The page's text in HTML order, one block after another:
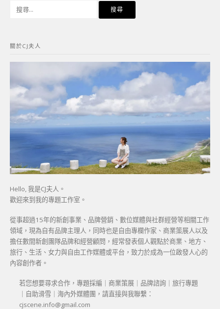
字:
關於CJ夫人
Hello, 我是CJ夫人。
歡迎來到我的專題工作室。
從事超過15年的新創事業、品牌營銷、數位媒體與社群經營等相關工作
領域，現為自有品牌主理人，同時也是自由專欄作家、商業策展人以及
擔任數間新創團隊品牌和經營顧問，經常發表個人觀點於商業、地方、
旅行、生活、女力與自由工作媒體或平台，致力於成為一位啟發人心的
內容創作者。
若您想要尋求合作，專題採編｜商業策展｜品牌諮詢｜旅行專題
｜自助滑雪｜海內外媒體團，請直接與我聯繫：
cjscene.info@gmail.com